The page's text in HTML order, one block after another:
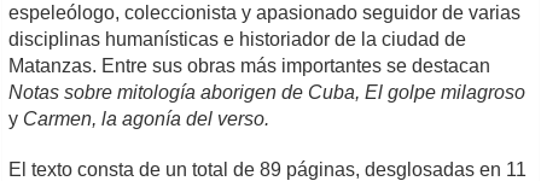
espeleólogo, coleccionista y apasionado seguidor de varias
disciplinas humanísticas e historiador de la ciudad de
Matanzas. Entre sus obras más importantes se destacan
Notas sobre mitología aborigen de Cuba, El golpe milagroso
y Carmen, la agonía del verso.
El texto consta de un total de 89 páginas, desglosadas en 11